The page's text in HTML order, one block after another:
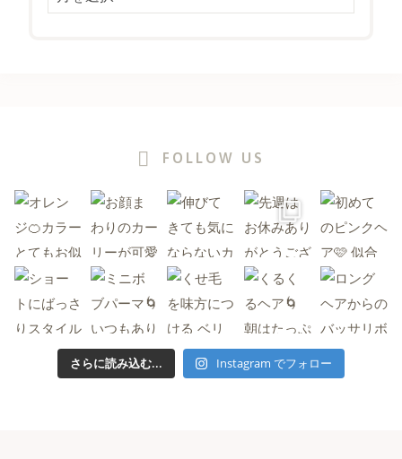
FOLLOW US
さらに読み込む... Instagram でフォロー